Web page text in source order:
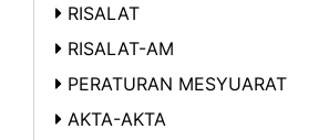
RISALAT
RISALAT-AM
PERATURAN MESYUARAT
AKTA-AKTA